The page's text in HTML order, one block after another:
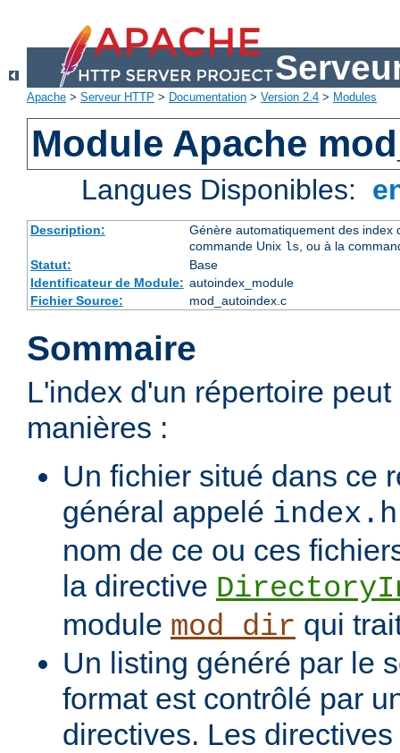
Apache > Serveur HTTP > Documentation > Version 2.4 > Modules
Module Apache
Langues Disponibles:
Description:
Génère automatiquement des
commande Unix ls, ou à la
Statut:
Base
Identificateur de Module: autoindex_module
Fichier Source:
mod_autoindex.c
Sommaire
L'index d'un répertoire
manières :
Un fichier situé dans ce
général appelé
nom de ce ou ces
la directive
module mod_dir qui
Un listing généré par le
format est contrôlé par
directives. Les directives